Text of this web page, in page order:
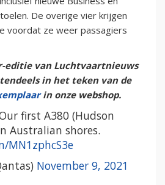
De overige vier krijgen
voordat ze weer passagiers
editie van Luchtvaartnieuws
in het teken van de
in onze webshop.
first A380 (Hudson
Australian shores.
MN1zphcS3e
November 9, 2021